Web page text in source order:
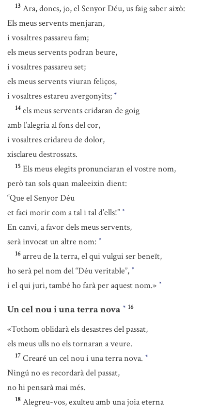
13 Ara, doncs, jo, el Senyor Déu, us faig saber això:
Els meus servents menjaran,
i vosaltres passareu fam;
els meus servents podran beure,
i vosaltres passareu set;
els meus servents viuran feliços,
i vosaltres estareu avergonyits; *
14 els meus servents cridaran de goig
amb l’alegria al fons del cor,
i vosaltres cridareu de dolor,
xisclareu destrossats.
15 Els meus elegits pronunciaran el vostre nom,
però tan sols quan maleeixin dient:
“Que el Senyor Déu
et faci morir com a tal i tal d’ells!” *
En canvi, a favor dels meus servents,
serà invocat un altre nom: *
16 arreu de la terra, el qui vulgui ser beneït,
ho serà pel nom del “Déu veritable”, *
i el qui juri, també ho farà per aquest nom.» *
Un cel nou i una terra nova * 16
«Tothom oblidarà els desastres del passat,
els meus ulls no els tornaran a veure.
17 Crearé un cel nou i una terra nova. *
Ningú no es recordarà del passat,
no hi pensarà mai més.
18 Alegreu-vos, exulteu amb una joia eterna